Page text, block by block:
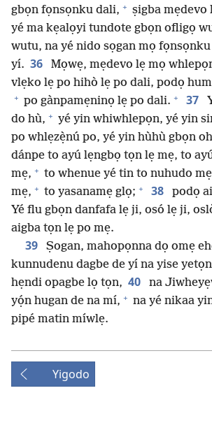
gbọn fọnsọnku dali, + ṣigba mẹdevo
yé ma kẹalọyi tundote gbọn ofligọ
wutu, na yé nido sọgan mọ
yí. 36
Mọwẹ, mẹdevo lẹ mọ
vlẹko lẹ po hihò lẹ po dali, podọ
+ po gànpamẹninọ lẹ po dali. + 37
do hù, + yé yin whiwhlepọn, yé yin
po whlẹzẹ̀nú po, yé yin hùhù gbọn
dánpe to ayú lẹngbọ tọn lẹ mẹ, to
mẹ, + to whenue yé tin to nuhudo
mẹ, + to yasanamẹ glọ; + 38
podọ
Yé flu gbọn danfafa lẹ ji, osó lẹ ji,
aigba tọn lẹ po mẹ.
39
Ṣogan, mahopọnna dọ omẹ
kunnudenu dagbe de yí na yise
hẹndi opagbe lọ tọn, 40
na
yọ́n hugan de na mí, + na yé nikaa
pipé matin míwlẹ.
Yigodo